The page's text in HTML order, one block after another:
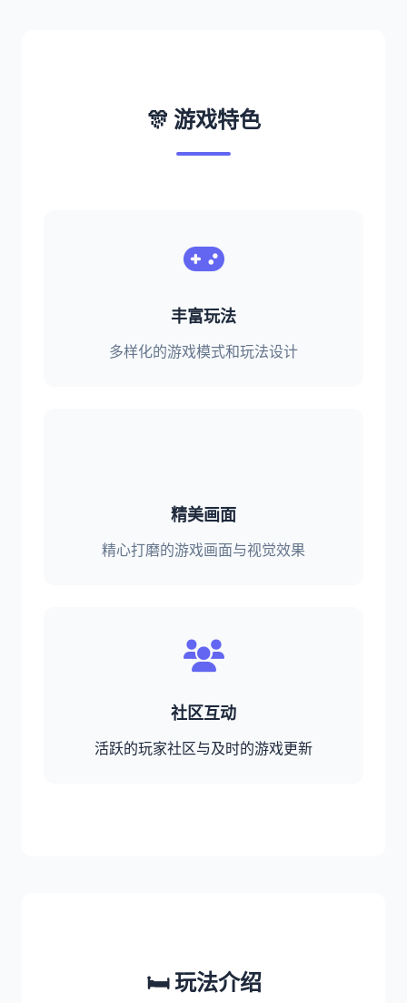
🎊 游戏特色
丰富玩法
多样化的游戏模式和玩法设计
精美画面
精心打磨的游戏画面与视觉效果
社区互动
活跃的玩家社区与及时的游戏更新
🛏️ 玩法介绍